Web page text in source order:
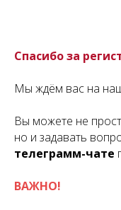
Спасибо за
Мы ждём вас на
Вы можете не
но и задавать
телеграмм-чате
ВАЖНО!